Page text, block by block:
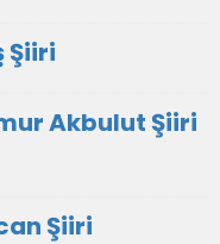
Şiiri
Akbulut Şiiri
Şiiri